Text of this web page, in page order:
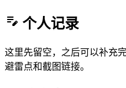
个人记录
这里先留空，之后可以补充
避雷点和截图链接。